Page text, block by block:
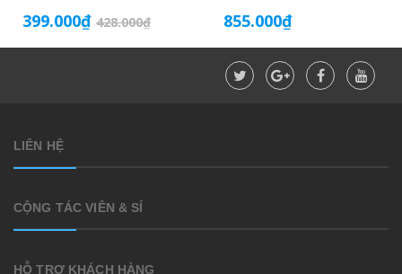
399.000₫ 428.000₫
855.000₫
LIÊN HỆ
CỘNG TÁC VIÊN & SỈ
HỖ TRỢ KHÁCH HÀNG